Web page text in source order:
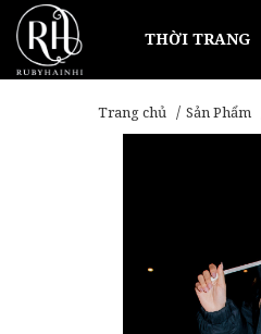
THỜI TRANG
Trang chủ Sản Phẩm